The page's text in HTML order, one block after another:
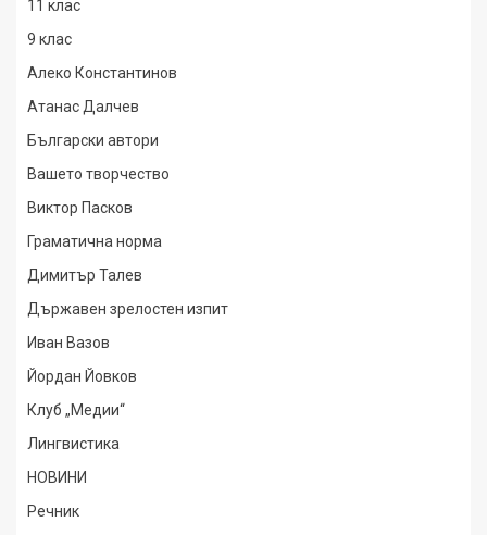
11 клас
9 клас
Алеко Константинов
Атанас Далчев
Български автори
Вашето творчество
Виктор Пасков
Граматична норма
Димитър Талев
Държавен зрелостен изпит
Иван Вазов
Йордан Йовков
Клуб „Медии“
Лингвистика
НОВИНИ
Речник